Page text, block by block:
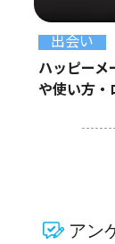
出会い
ハッピーメ
や使い方・
アン